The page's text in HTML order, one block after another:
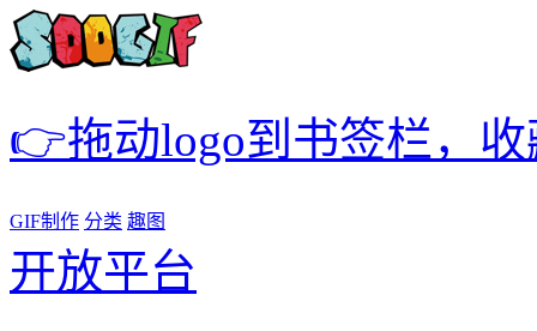
👉拖动logo到书签栏，
GIF制作 分类 趣图
开放平台